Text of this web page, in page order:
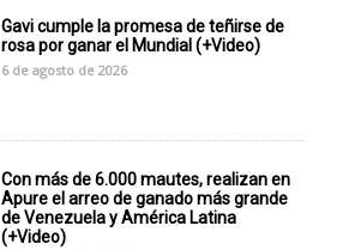
Gavi cumple la promesa de teñirse de
rosa por ganar el Mundial (+Video)
6 de agosto de 2026
Con más de 6.000 mautes, realizan en
Apure el arreo de ganado más grande
de Venezuela y América Latina
(+Video)